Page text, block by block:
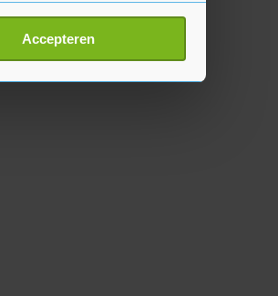
detailgedeelte
cookiepagina kun je
Accepteren